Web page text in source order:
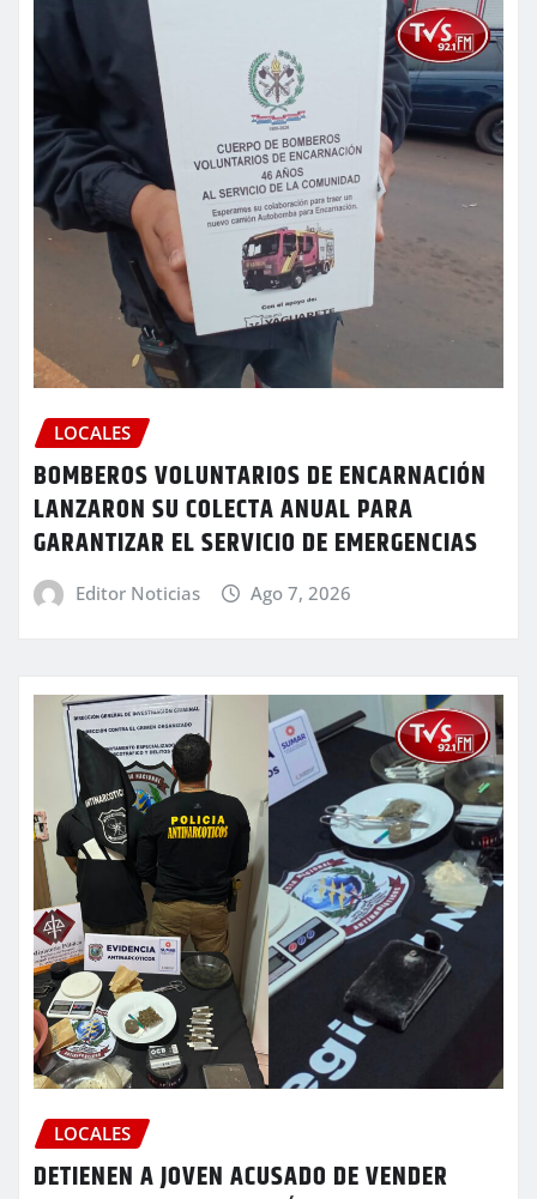
LOCALES
BOMBEROS VOLUNTARIOS DE ENCARNACIÓN
LANZARON SU COLECTA ANUAL PARA
GARANTIZAR EL SERVICIO DE EMERGENCIAS
Editor Noticias Ago 7, 2026
LOCALES
DETIENEN A JOVEN ACUSADO DE VENDER